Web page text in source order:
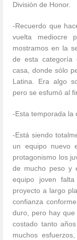
División de Honor.
-Recuerdo que
vuelta mediocre
mostramos en la
de esta categoría
casa, donde sólo
Latina. Era algo
pero se esfumó al
-Esta temporada la
-Está siendo
un equipo nuevo
protagonismo los
de mucho peso y
equipo joven
proyecto a largo
confianza
duro, pero hay
costado tanto
muchos